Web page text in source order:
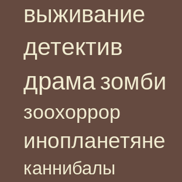
выживание
детектив
драма зомби
зоохоррор
инопланетяне
каннибалы